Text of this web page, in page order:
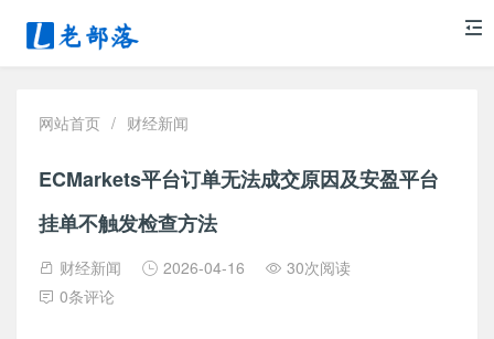
网站首页 / 财经新闻
ECMarkets平台订单无法成交原因及安盈平台
挂单不触发检查方法
财经新闻 2026-04-16
30次阅读
0条评论